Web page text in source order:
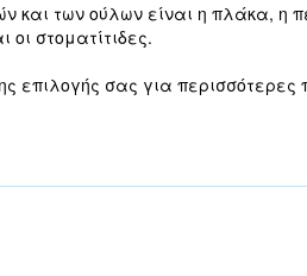
και των ούλων είναι η πλάκα, η
οι στοματίτιδες.
επιλογής σας για περισσότερες